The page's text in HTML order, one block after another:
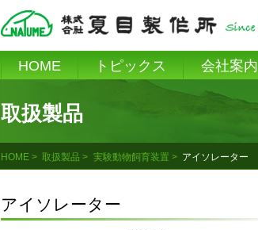
HOME トピックス 会社案内
取扱製品
HOME 取扱製品 実験動物飼育装置 アイソレーター
アイソレーター